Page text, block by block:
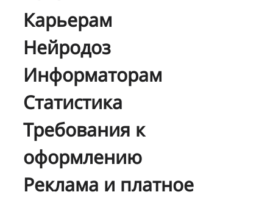
Карьерам
Нейродоз
Информаторам
Статистика
Требования к
оформлению
Реклама и платное